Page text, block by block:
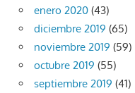
enero 2020 (43)
diciembre 2019 (65)
noviembre 2019 (59)
octubre 2019 (55)
septiembre 2019 (41)